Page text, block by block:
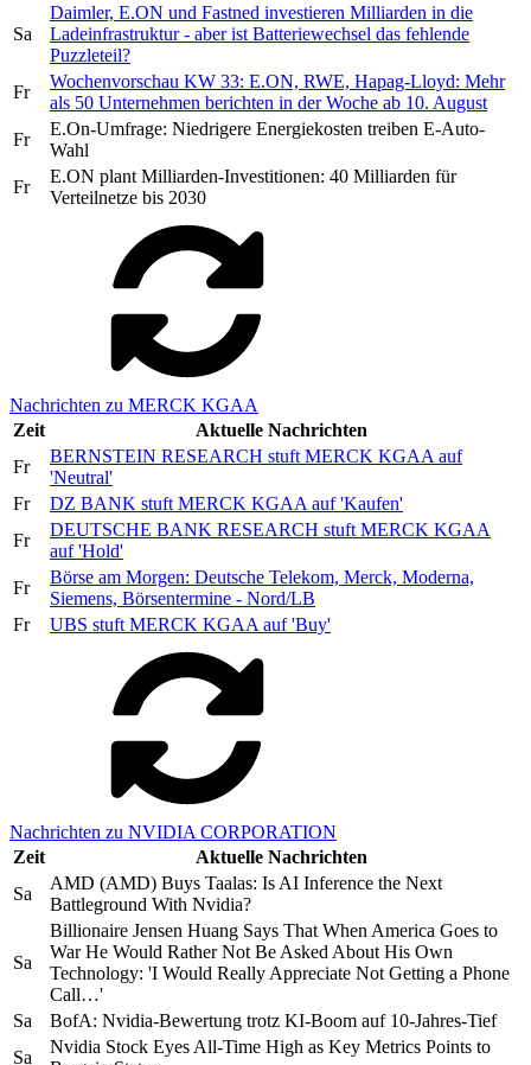
Sa
Daimler, E.ON und Fastned investieren Milliarden in die
Ladeinfrastruktur - aber ist Batteriewechsel das fehlende
Puzzleteil?
Fr
Wochenvorschau KW 33: E.ON, RWE, Hapag-Lloyd: Mehr
als 50 Unternehmen berichten in der Woche ab 10. August
Fr
E.On-Umfrage: Niedrigere Energiekosten treiben E-Auto-
Wahl
Fr
E.ON plant Milliarden-Investitionen: 40 Milliarden für
Verteilnetze bis 2030
Nachrichten zu MERCK KGAA
Zeit
Aktuelle Nachrichten
Fr
BERNSTEIN RESEARCH stuft MERCK KGAA auf
'Neutral'
Fr
DZ BANK stuft MERCK KGAA auf 'Kaufen'
Fr
DEUTSCHE BANK RESEARCH stuft MERCK KGAA
auf 'Hold'
Fr
Börse am Morgen: Deutsche Telekom, Merck, Moderna,
Siemens, Börsentermine - Nord/LB
Fr
UBS stuft MERCK KGAA auf 'Buy'
Nachrichten zu NVIDIA CORPORATION
Zeit
Aktuelle Nachrichten
Sa
AMD (AMD) Buys Taalas: Is AI Inference the Next
Battleground With Nvidia?
Sa
Billionaire Jensen Huang Says That When America Goes to
War He Would Rather Not Be Asked About His Own
Technology: 'I Would Really Appreciate Not Getting a Phone
Call…'
Sa
BofA: Nvidia-Bewertung trotz KI-Boom auf 10-Jahres-Tief
Sa
Nvidia Stock Eyes All-Time High as Key Metrics Points to